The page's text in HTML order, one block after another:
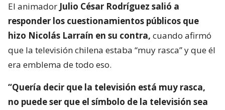
El animador Julio César Rodríguez salió a
responder los cuestionamientos públicos que
hizo Nicolás Larraín en su contra, cuando afirmó
que la televisión chilena estaba “muy rasca” y que él
era emblema de todo eso.
“Quería decir que la televisión está muy rasca,
no puede ser que el símbolo de la televisión sea